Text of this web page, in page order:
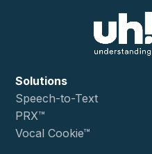
Solutions
Speech-to-Text
PRX™
Vocal Cookie™